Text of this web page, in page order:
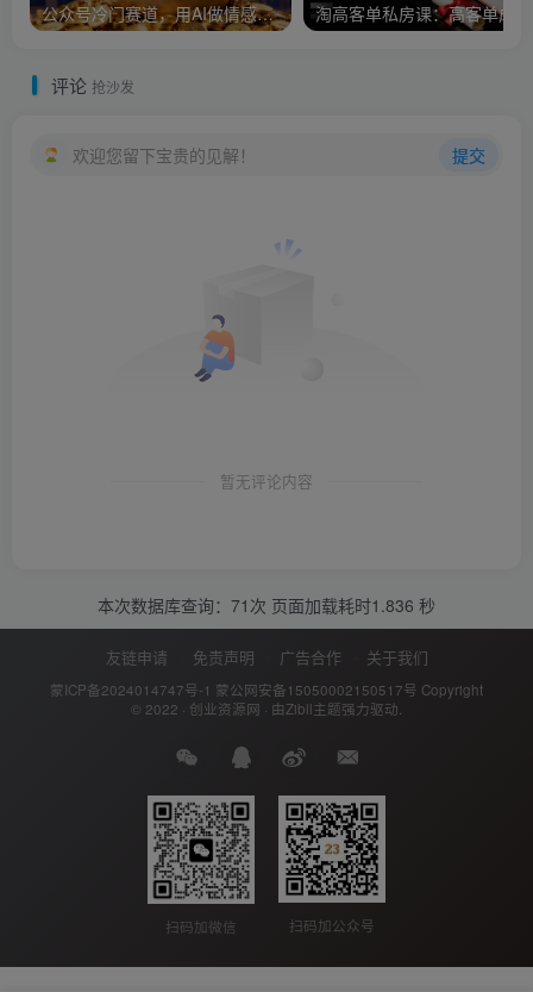
公众号冷门赛道，用AI做情感漫画，7天开通流量主，操作简单，小白可玩
评论 抢沙发
欢迎您留下宝贵的见解！ 提交
暂无评论内容
本次数据库查询：71次 页面加载耗时1.836 秒
友链申请 免责声明 广告合作 关于我们
蒙ICP备2024014747号-1 蒙公网安备15050002150517号 Copyright
© 2022 · 创业资源网 · 由Zibll主题强力驱动.
扫码加微信 扫码加公众号